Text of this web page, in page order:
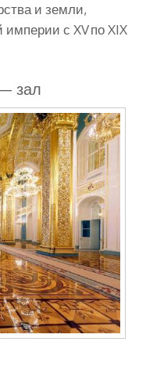
и земли,
с XV по XIX
зал